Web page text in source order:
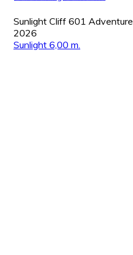
Sunlight Cliff 601 Adventure
2026
Sunlight 6,00 m.